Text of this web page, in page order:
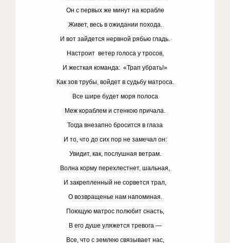
Он с первых же минут на корабле
Живет, весь в ожидании похода.
И вот зайдется нервной рябью гладь.
Настроит ветер голоса у тросов,
И жесткая команда: «Трап убрать!»
Как зов трубы, войдет в судьбу матроса.
Все шире будет моря полоса
Меж кораблем и стенкою причала.
Тогда внезапно бросится в глаза
И то, что до сих пор не замечал он:
Увидит, как, послушная ветрам.
Волна корму перехлестнет, шальная,
И закрепленный не сорвется трал,
О возвращенье нам напоминая.
Поющую матрос полюбит снасть,
В его душе уляжется тревога —
Все, что с землею связывает нас,